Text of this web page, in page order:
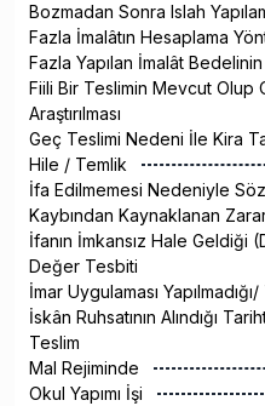
Bozmadan Sonra Islah
Fazla İmalâtın Hesaplama
Fazla Yapılan İmalât
Fiili Bir Teslimin Mevcut Olup
Araştırılması
Geç Teslimi Nedeni İle Kira
Hile / Temlik
İfa Edilmemesi Nedeniyle
Kaybından Kaynaklanan
İfanın İmkansız Hale Geldiği
Değer Tesbiti
İmar Uygulaması
İskân Ruhsatının Alındığı
Teslim
Mal Rejiminde
Okul Yapımı İşi